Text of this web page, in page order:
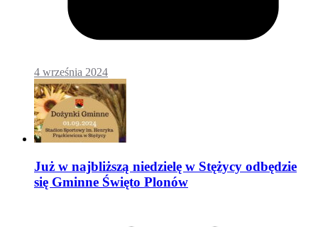
4 września 2024
Już w najbliższą niedzielę w Stężycy odbędzie
się Gminne Święto Plonów